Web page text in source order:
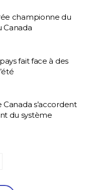
championne du
Canada
fait face à des
Canada s’accordent
du système